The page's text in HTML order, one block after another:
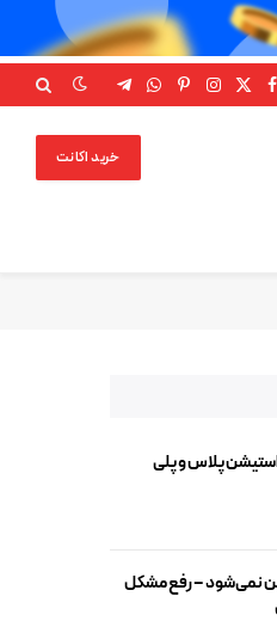
Facebook
X
Instagram
Pinterest
WhatsApp
Telegram
خرید اکانت
پلاس و پلی
نمی‌شود – رفع مشکل